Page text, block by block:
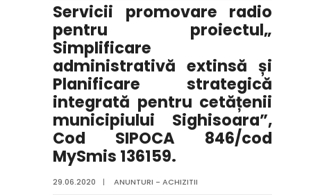
Servicii promovare radio
pentru proiectul„
Simplificare
administrativă extinsă și
Planificare strategică
integrată pentru cetățenii
municipiului Sighisoara”,
Cod SIPOCA 846/cod
MySmis 136159.
29.06.2020 | ANUNTURI - ACHIZITII